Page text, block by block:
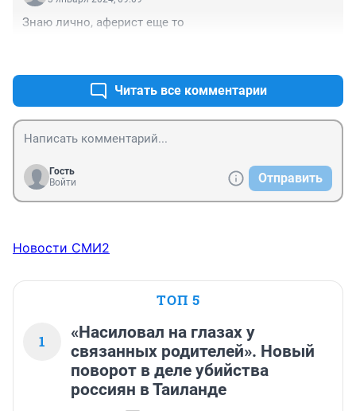
Знаю лично, аферист еще то
Читать все комментарии
Гость
Войти
Отправить
Новости СМИ2
ТОП 5
1
«Насиловал на глазах у
связанных родителей». Новый
поворот в деле убийства
россиян в Таиланде